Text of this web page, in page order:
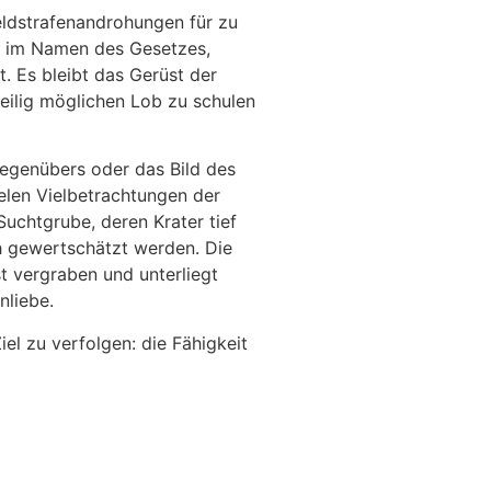
für zu
Namen des Gesetzes,
Es bleibt das Gerüst der
möglichen Lob zu schulen
oder das Bild des
Vielbetrachtungen der
deren Krater tief
gewertschätzt werden. Die
vergraben und unterliegt
zu verfolgen: die Fähigkeit